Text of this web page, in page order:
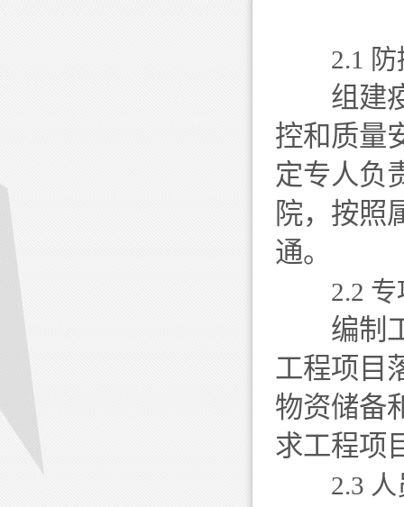
2.1
组建疫
控和质量
定专人负
院，按照
通。
2.2
编制工
工程项目
物资储备
求工程项
2.3